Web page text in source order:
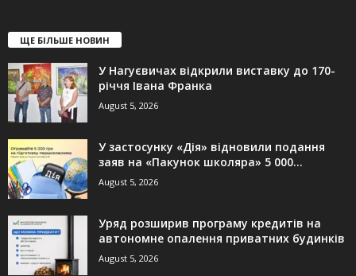
ЩЕ БІЛЬШЕ НОВИН
У Нагуєвичах відкрили виставку до 170-
річчя Івана Франка
August 5, 2026
У застосунку «Дія» відновили подання
заяв на «Пакунок школяра» 5 000...
August 5, 2026
Уряд розширив програму кредитів на
автономне опалення приватних будинків
August 5, 2026